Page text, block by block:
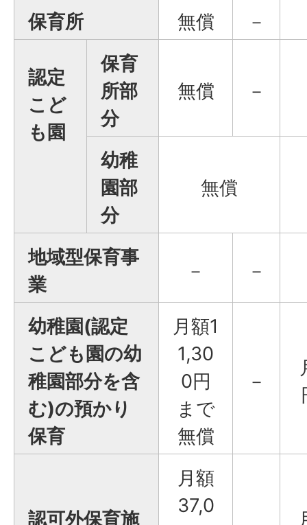
保育所
無償 －
認定
こど
も園
保育
所部
分
無償 －
幼稚
園部
分
無償
地域型保育事
業
－ －
幼稚園(認定
こども園の幼
稚園部分を含
む)の預かり
保育
月額1
1,30
0円
まで
無償
－
認可外保育施
月額
37,0